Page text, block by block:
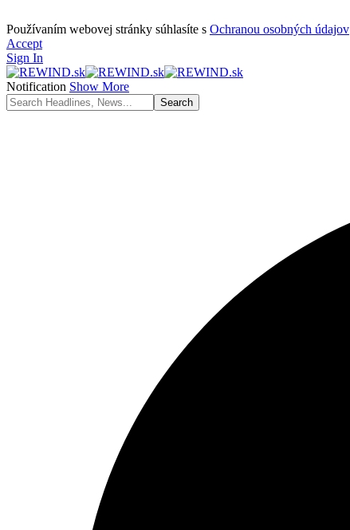
Používaním webovej stránky súhlasíte s Ochranou osobných údajov
Accept
Sign In
Notification Show More